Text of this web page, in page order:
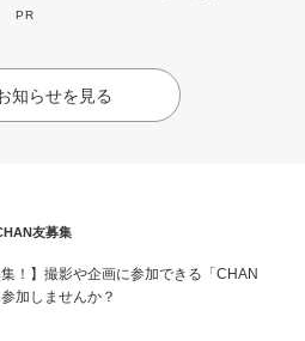
PR
知らせを見る
友募集
集！】撮影や企画に参加できる「CHAN
加しませんか？